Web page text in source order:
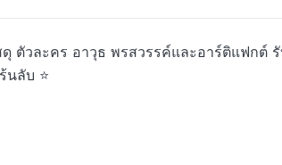
ดุ ตัวละคร อาวุธ พรสวรรค์และอาร์ติแฟกต์
นลับ ⭐